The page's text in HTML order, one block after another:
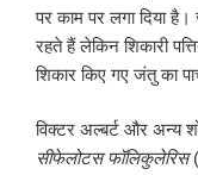
पर काम पर लगा दिया
रहते हैं लेकिन शिकारी
शिकार किए गए जंतु का
विक्टर अल्बर्ट और अन्य
सीफेलोटस फॉलिकुलेरिस(